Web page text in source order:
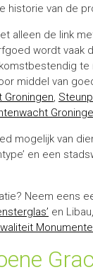
historie van de
alleen de link
wordt vaak
te
middel van
Groningen,
mogelijk van
en een
Neem eens
en